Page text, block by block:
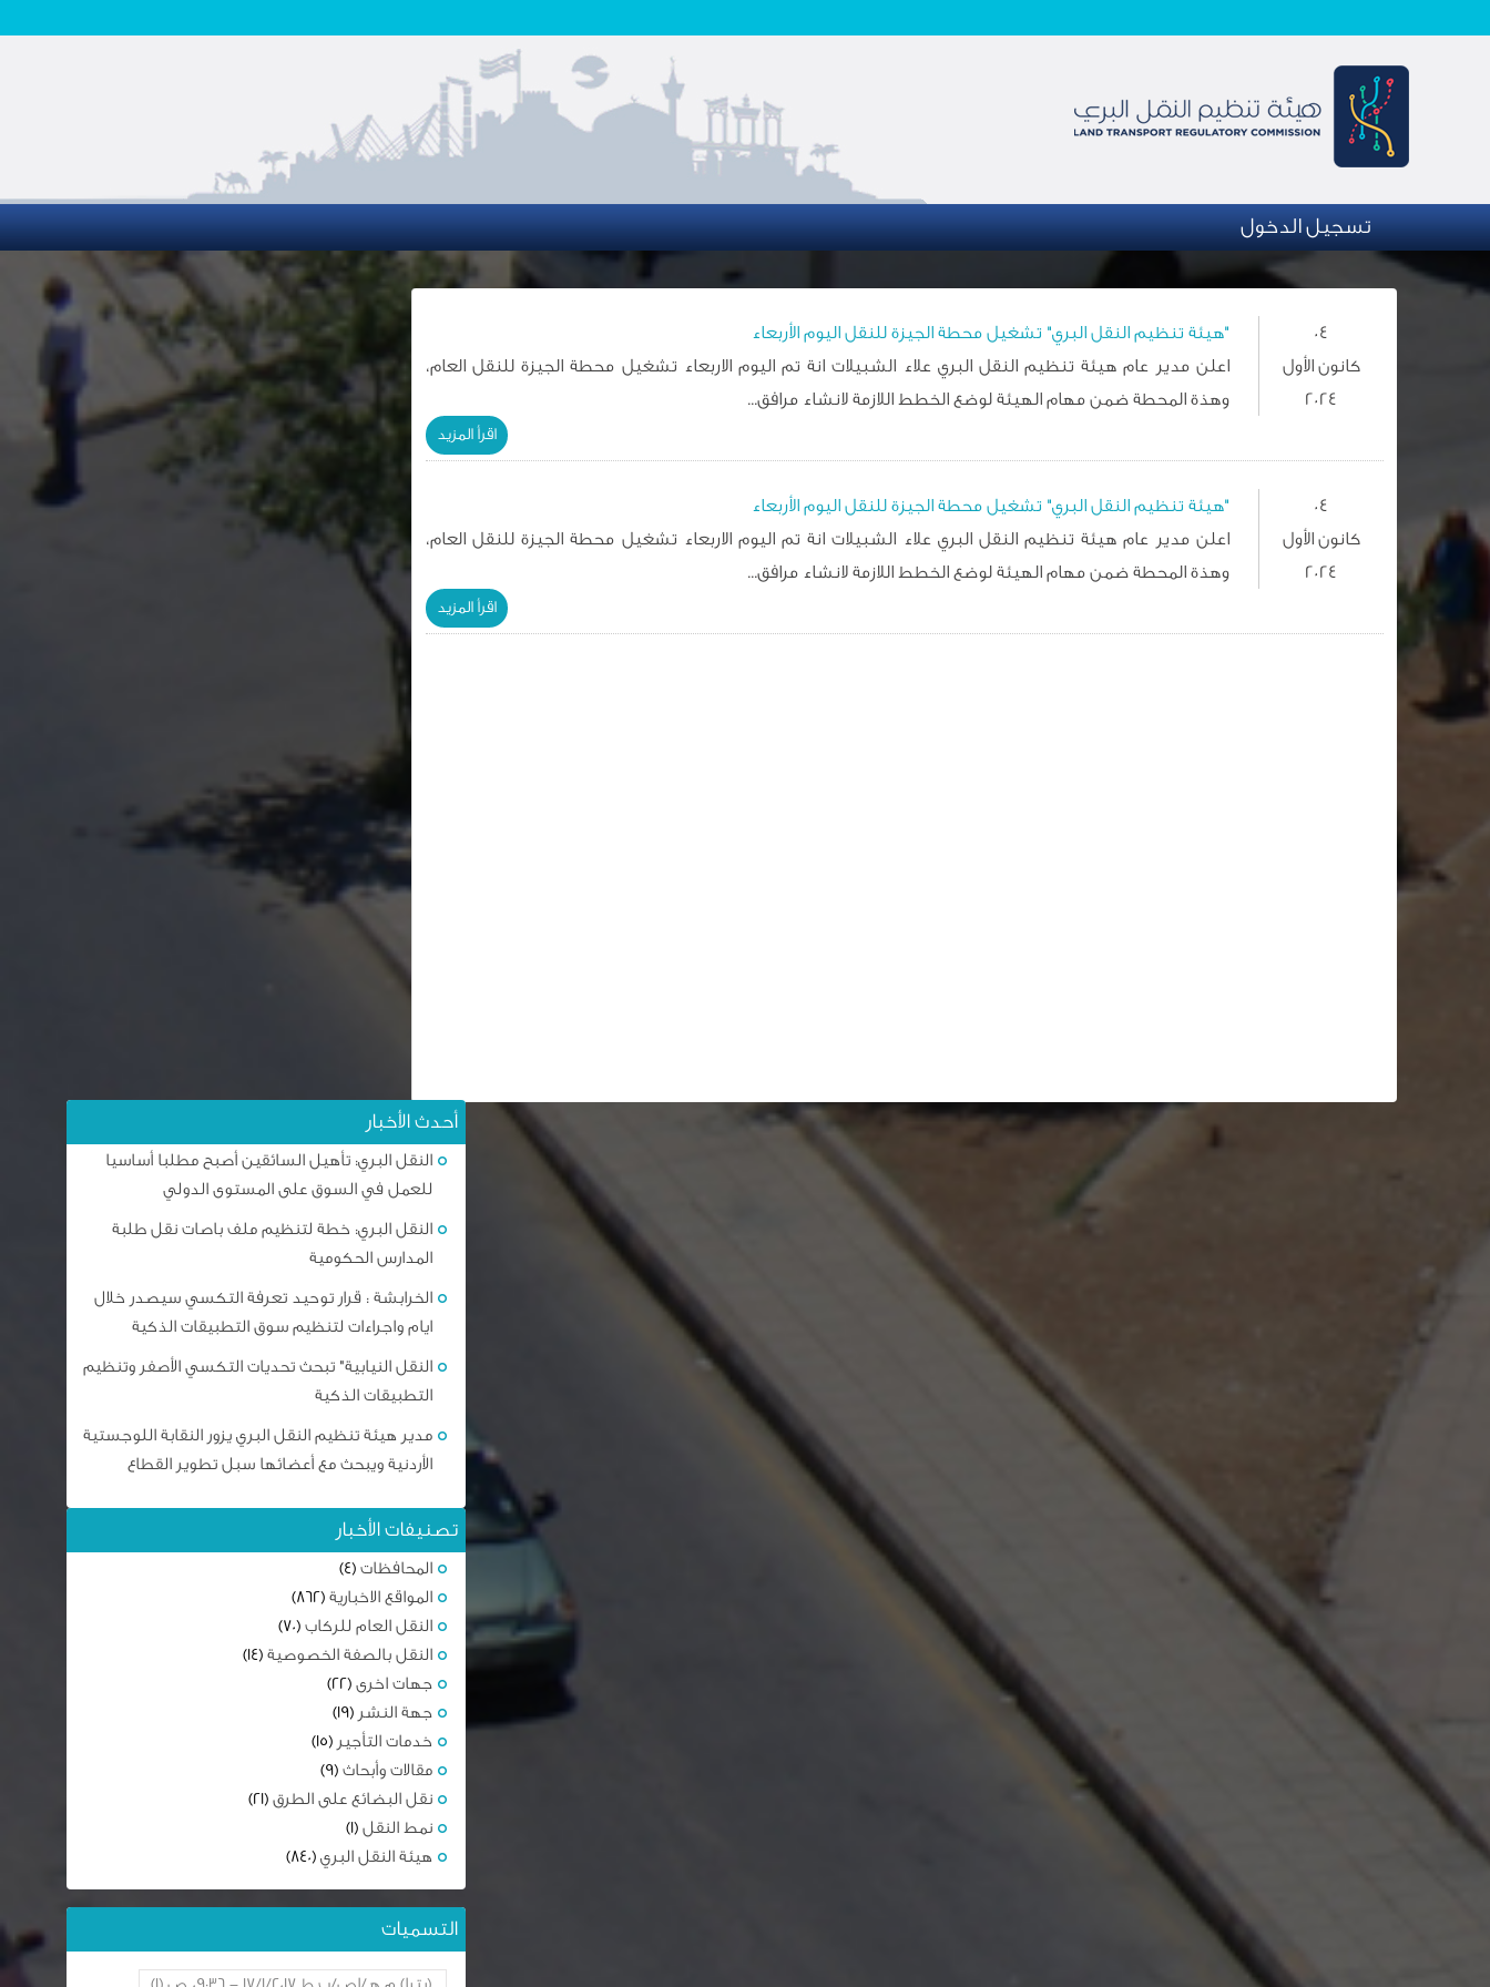
تسجيل الدخول
04
كانون الأول
2024
"هيئة تنظيم النقل البري" تشغيل محطة الجيزة للنقل اليوم الأربعاء
اعلن مدير عام هيئة تنظيم النقل البري علاء الشبيلات انة تم اليوم الاربعاء تشغيل محطة الجيزة للنقل العام،
وهذة المحطة ضمن مهام الهيئة لوضع الخطط اللازمة لانشاء مرافق...
اقرأ المزيد
04
كانون الأول
2024
"هيئة تنظيم النقل البري" تشغيل محطة الجيزة للنقل اليوم الأربعاء
اعلن مدير عام هيئة تنظيم النقل البري علاء الشبيلات انة تم اليوم الاربعاء تشغيل محطة الجيزة للنقل العام،
وهذة المحطة ضمن مهام الهيئة لوضع الخطط اللازمة لانشاء مرافق...
اقرأ المزيد
أحدث الأخبار
النقل البري: تأهيل السائقين أصبح مطلبا أساسيا
للعمل في السوق على المستوى الدولي
النقل البري: خطة لتنظيم ملف باصات نقل طلبة
المدارس الحكومية
الخرابشة : قرار توحيد تعرفة التكسي سيصدر خلال
ايام واجراءات لتنظيم سوق التطبيقات الذكية
النقل النيابية" تبحث تحديات التكسي الأصفر وتنظيم
التطبيقات الذكية
مدير هيئة تنظيم النقل البري يزور النقابة اللوجستية
الأردنية ويبحث مع أعضائها سبل تطوير القطاع
تصنيفات الأخبار
المحافظات (4)
المواقع الاخبارية (862)
النقل العام للركاب (70)
النقل بالصفة الخصوصية (14)
جهات اخرى (22)
جهة النشر (19)
خدمات التأجير (15)
مقالات وأبحاث (9)
نقل البضائع على الطرق (21)
نمط النقل (1)
هيئة النقل البري (840)
التسميات